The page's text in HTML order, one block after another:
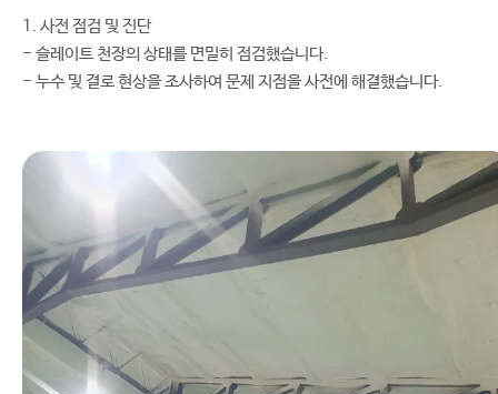
1. 사전 점검 및 진단
- 슬레이트 천장의 상태를 면밀히 점검했습니다.
- 누수 및 결로 현상을 조사하여 문제 지점을 사전에 해결했습니다.